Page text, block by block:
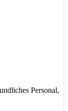
Personal,